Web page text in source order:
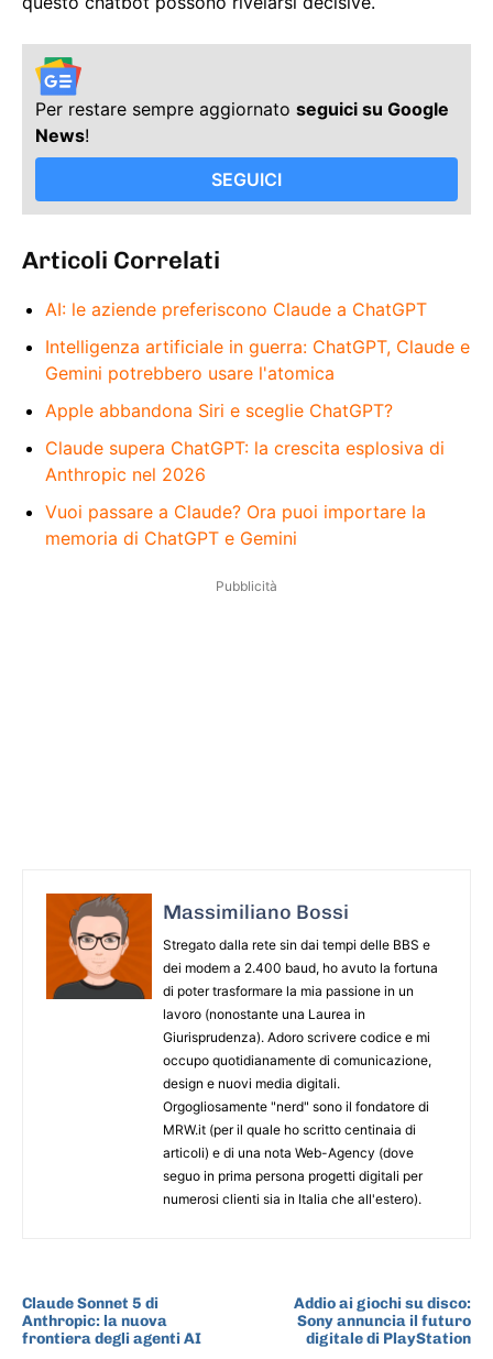
Per restare sempre aggiornato seguici su Google
News!
SEGUICI
Articoli Correlati
AI: le aziende preferiscono Claude a ChatGPT
Intelligenza artificiale in guerra: ChatGPT, Claude e
Gemini potrebbero usare l'atomica
Apple abbandona Siri e sceglie ChatGPT?
Claude supera ChatGPT: la crescita esplosiva di
Anthropic nel 2026
Vuoi passare a Claude? Ora puoi importare la
memoria di ChatGPT e Gemini
Pubblicità
Massimiliano Bossi
Stregato dalla rete sin dai tempi delle BBS e
dei modem a 2.400 baud, ho avuto la fortuna
di poter trasformare la mia passione in un
lavoro (nonostante una Laurea in
Giurisprudenza). Adoro scrivere codice e mi
occupo quotidianamente di comunicazione,
design e nuovi media digitali.
Orgogliosamente "nerd" sono il fondatore di
MRW.it (per il quale ho scritto centinaia di
articoli) e di una nota Web-Agency (dove
seguo in prima persona progetti digitali per
numerosi clienti sia in Italia che all'estero).
Claude Sonnet 5 di
Anthropic: la nuova
frontiera degli agenti AI
Addio ai giochi su disco:
Sony annuncia il futuro
digitale di PlayStation